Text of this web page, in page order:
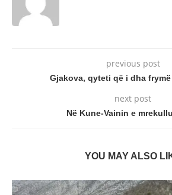
previous post
Gjakova, qyteti që i dha
next post
Në Kune-Vainin e
YOU MAY ALSO